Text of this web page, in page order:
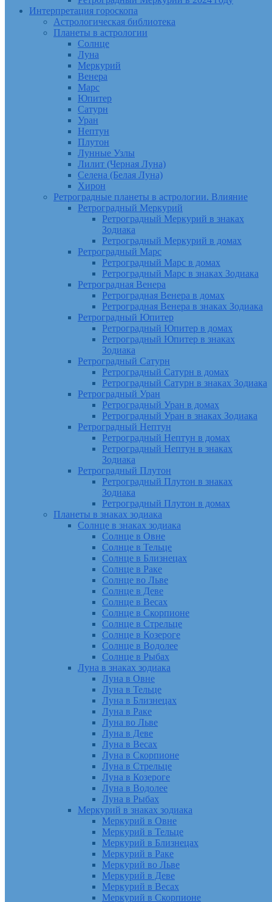
Интерпретация гороскопа
Астрологическая библиотека
Планеты в астрологии
Солнце
Луна
Меркурий
Венера
Марс
Юпитер
Сатурн
Уран
Нептун
Плутон
Лунные Узлы
Лилит (Черная Луна)
Селена (Белая Луна)
Хирон
Ретроградные планеты в астрологии. Влияние
Ретроградный Меркурий
Ретроградный Меркурий в знаках
Зодиака
Ретроградный Меркурий в домах
Ретроградный Марс
Ретроградный Марс в домах
Ретроградный Марс в знаках Зодиака
Ретроградная Венера
Ретроградная Венера в домах
Ретроградная Венера в знаках Зодиака
Ретроградный Юпитер
Ретроградный Юпитер в домах
Ретроградный Юпитер в знаках
Зодиака
Ретроградный Сатурн
Ретроградный Сатурн в домах
Ретроградный Сатурн в знаках Зодиака
Ретроградный Уран
Ретроградный Уран в домах
Ретроградный Уран в знаках Зодиака
Ретроградный Нептун
Ретроградный Нептун в домах
Ретроградный Нептун в знаках
Зодиака
Ретроградный Плутон
Ретроградный Плутон в знаках
Зодиака
Ретроградный Плутон в домах
Планеты в знаках зодиака
Солнце в знаках зодиака
Солнце в Овне
Солнце в Тельце
Солнце в Близнецах
Солнце в Раке
Солнце во Льве
Солнце в Деве
Солнце в Весах
Солнце в Скорпионе
Солнце в Стрельце
Солнце в Козероге
Солнце в Водолее
Солнце в Рыбах
Луна в знаках зодиака
Луна в Овне
Луна в Тельце
Луна в Близнецах
Луна в Раке
Луна во Льве
Луна в Деве
Луна в Весах
Луна в Скорпионе
Луна в Стрельце
Луна в Козероге
Луна в Водолее
Луна в Рыбах
Меркурий в знаках зодиака
Меркурий в Овне
Меркурий в Тельце
Меркурий в Близнецах
Меркурий в Раке
Меркурий во Льве
Меркурий в Деве
Меркурий в Весах
Меркурий в Скорпионе